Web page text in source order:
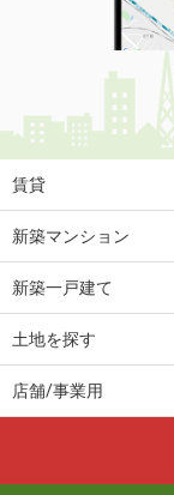
賃貸
新築マンション
新築一戸建て
土地を探す
店舗/事業用